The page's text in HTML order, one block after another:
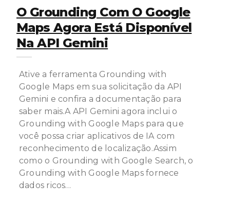
O Grounding Com O Google
Maps Agora Está Disponível
Na API Gemini
Ative a ferramenta Grounding with
Google Maps em sua solicitação da API
Gemini e confira a documentação para
saber mais.A API Gemini agora inclui o
Grounding with Google Maps para que
você possa criar aplicativos de IA com
reconhecimento de localização.Assim
como o Grounding with Google Search, o
Grounding with Google Maps fornece
dados ricos…